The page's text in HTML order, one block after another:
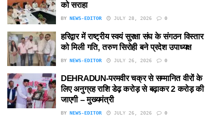
को सराहा
BY NEWS-EDITOR JULY 28, 2026 0
हरिद्वार में राष्ट्रीय स्वयं सुरक्षा संघ के संगठन विस्तार
को मिली गति, तरुण सिरोही बने प्रदेश उपाध्यक्ष
BY NEWS-EDITOR JULY 26, 2026 0
DEHRADUN-परमवीर चक्र से सम्मानित वीरों के
लिए अनुग्रह राशि डेढ़ करोड़ से बढ़ाकर 2 करोड़ की
जाएगी – मुख्यमंत्री
BY NEWS-EDITOR JULY 26, 2026 0